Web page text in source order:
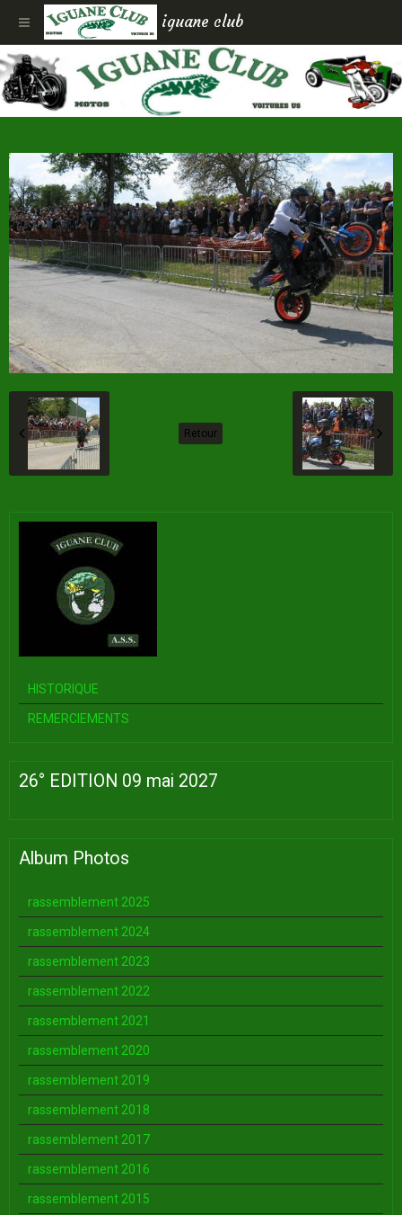
iguane club
Retour
HISTORIQUE
REMERCIEMENTS
26° EDITION 09 mai 2027
Album Photos
rassemblement 2025
rassemblement 2024
rassemblement 2023
rassemblement 2022
rassemblement 2021
rassemblement 2020
rassemblement 2019
rassemblement 2018
rassemblement 2017
rassemblement 2016
rassemblement 2015